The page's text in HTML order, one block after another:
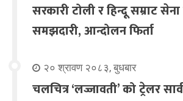
सरकारी टोली र हिन्दू सम्राट
समझदारी, आन्दोलन फिर्ता
२० श्रावण २०८३, बुधबार
चलचित्र ‘लज्जावती’ को ट्रेलर